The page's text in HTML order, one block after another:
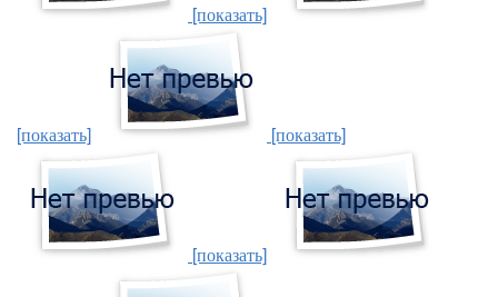
[показать]
[показать] [показать]
[показать]